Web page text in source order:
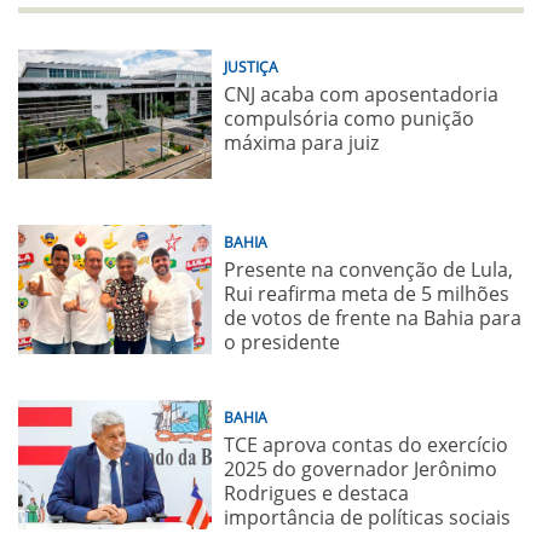
JUSTIÇA
CNJ acaba com aposentadoria
compulsória como punição
máxima para juiz
BAHIA
Presente na convenção de Lula,
Rui reafirma meta de 5 milhões
de votos de frente na Bahia para
o presidente
BAHIA
TCE aprova contas do exercício
2025 do governador Jerônimo
Rodrigues e destaca
importância de políticas sociais